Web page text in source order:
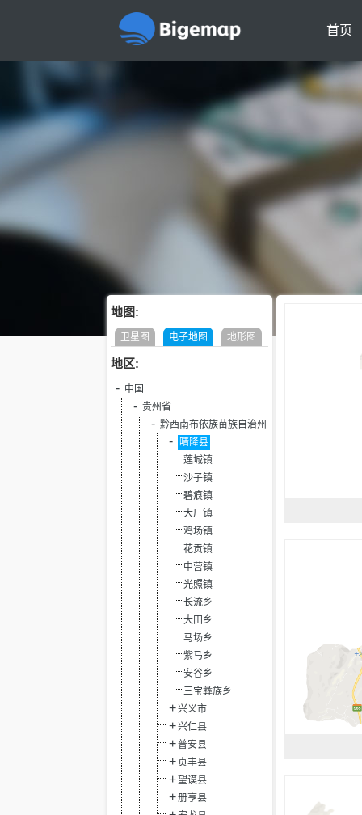
首页
地图:
卫星图 电子地图 地形图
地区:
中国
贵州省
黔西南布依族苗族自治州
晴隆县
莲城镇
沙子镇
碧痕镇
大厂镇
鸡场镇
花贡镇
中营镇
光照镇
长流乡
大田乡
马场乡
紫马乡
安谷乡
三宝彝族乡
兴义市
兴仁县
普安县
贞丰县
望谟县
册亨县